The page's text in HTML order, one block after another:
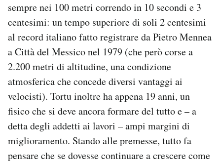
sempre nei 100 metri correndo in 10 secondi e 3
centesimi: un tempo superiore di soli 2 centesimi
al record italiano fatto registrare da Pietro Mennea
a Città del Messico nel 1979 (che però corse a
2.200 metri di altitudine, una condizione
atmosferica che concede diversi vantaggi ai
velocisti). Tortu inoltre ha appena 19 anni, un
fisico che si deve ancora formare del tutto e – a
detta degli addetti ai lavori – ampi margini di
miglioramento. Stando alle premesse, tutto fa
pensare che se dovesse continuare a crescere come